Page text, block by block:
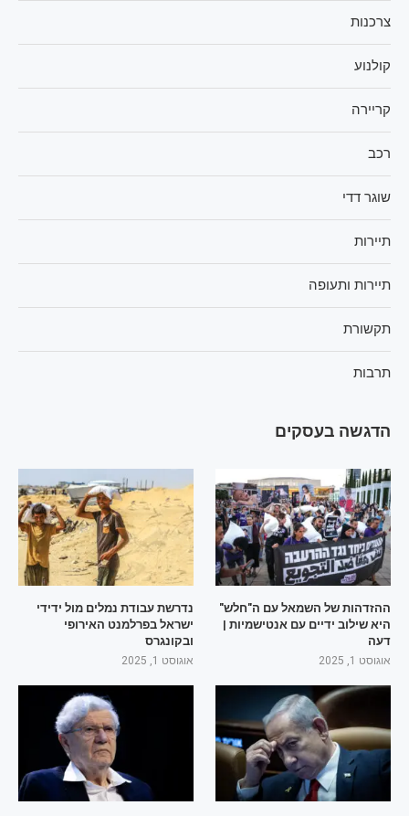
צרכנות
קולנוע
קריירה
רכב
שוגר דדי
תיירות
תיירות ותעופה
תקשורת
תרבות
הדגשה בעסקים
ההזדהות של השמאל עם ה"חלש"
היא שילוב ידיים עם אנטישמיות |
דעה
אוגוסט 1, 2025
נדרשת עבודת נמלים מול ידידי
ישראל בפרלמנט האירופי
ובקונגרס
אוגוסט 1, 2025